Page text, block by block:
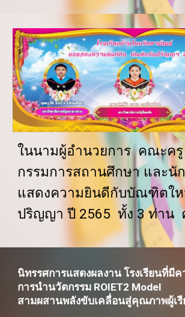
ในนามผู้อำนวยการ  คณะค
กรรมการสถานศึกษา และนั
แสดงความยินดีกับบัณฑิตใ
ปริญญา ปี 2565  ทั้ง 3 ท่าน
นิทรรศการแสดงผลงาน โรงเรียนที่มี
การนำนวัตกรรม ROIET2 Model
สามผสานพลังขับเคลื่อนสู่คุณภาพผู้เ